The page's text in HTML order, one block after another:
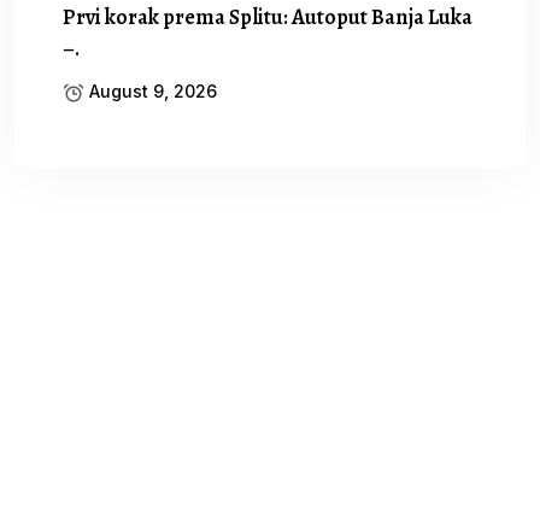
Prvi korak prema Splitu: Autoput Banja Luka
–.
August 9, 2026